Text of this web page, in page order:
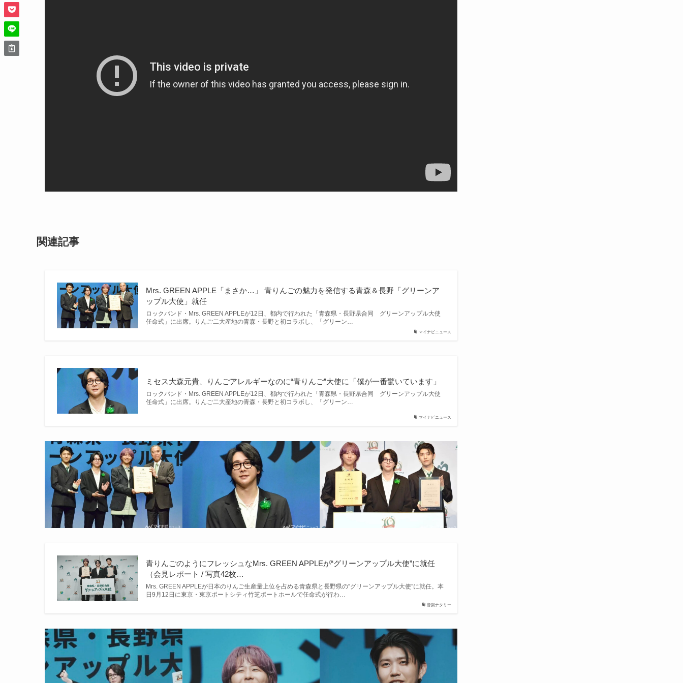
関連記事
マイナビニュース
Mrs. GREEN APPLE「まさか…」 青りんごの魅力を発信する青森＆長野「グリーンア
ップル大使」就任
ロックバンド・Mrs. GREEN APPLEが12日、都内で行われた「青森県・長野県合同 グリーンアップル大使
任命式」に出席。りんご二大産地の青森・長野と初コラボし、「グリーン…
マイナビニュース
ミセス大森元貴、りんごアレルギーなのに“青りんご”大使に「僕が一番驚いています」
ロックバンド・Mrs. GREEN APPLEが12日、都内で行われた「青森県・長野県合同 グリーンアップル大使
任命式」に出席。りんご二大産地の青森・長野と初コラボし、「グリーン…
音楽ナタリー
青りんごのようにフレッシュなMrs. GREEN APPLEが“グリーンアップル大使”に就任
（会見レポート / 写真42枚…
Mrs. GREEN APPLEが⽇本のりんご⽣産量上位を占める⻘森県と⻑野県の“グリーンアップル大使”に就任。本
日9月12日に東京・東京ポートシティ⽵芝ポートホールで任命式が行わ…